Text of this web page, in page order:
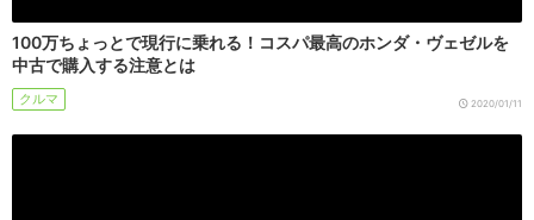
100万ちょっとで現行に乗れる！コスパ最高のホンダ・ヴェゼルを
中古で購入する注意とは
クルマ 2020/01/11